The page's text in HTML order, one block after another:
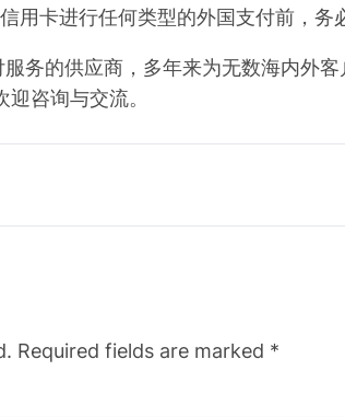
用卡进行任何类型的外国支付前，务
的供应商，多年来为无数海内外客
咨询与交流。
Required fields are marked *